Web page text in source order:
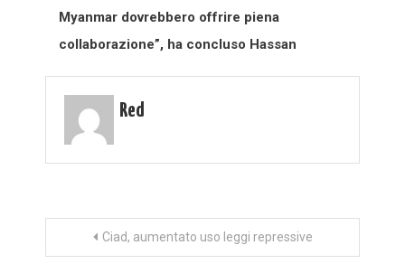
Myanmar dovrebbero offrire piena
collaborazione”, ha concluso Hassan
Red
NavigazioneCiad, aumentato uso leggi repressive